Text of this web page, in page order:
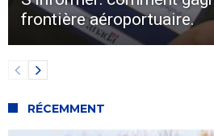
frontière aéroportuaire.
RÉCEMMENT